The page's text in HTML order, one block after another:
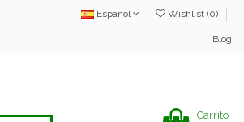
Español Wishlist (0)
Blog
Carrito